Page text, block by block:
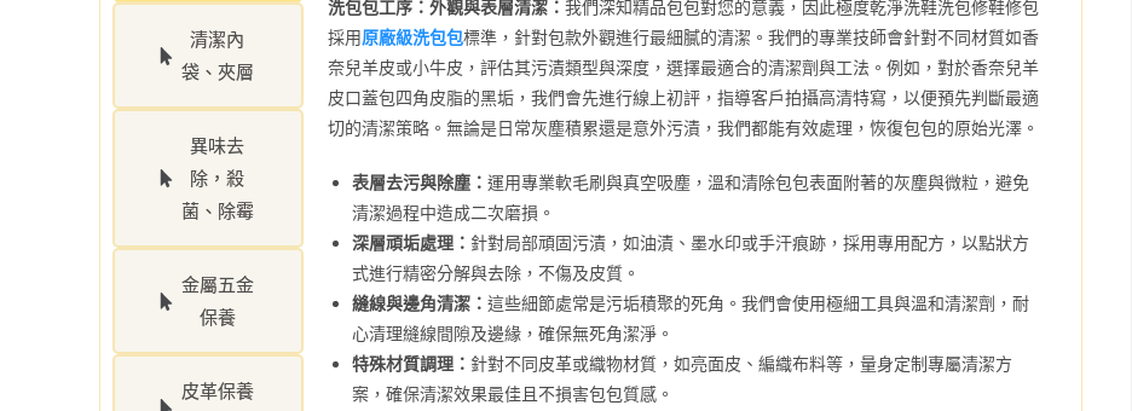
清潔內
袋、夾層
異味去
除，殺
菌、除霉
金屬五金
保養
皮革保養
洗包包工序：外觀與表層清潔：我們深知精品包包對您的意義，因此極度乾淨洗鞋洗包修鞋修包
採用原廠級洗包包標準，針對包款外觀進行最細膩的清潔。我們的專業技師會針對不同材質如香
奈兒羊皮或小牛皮，評估其污漬類型與深度，選擇最適合的清潔劑與工法。例如，對於香奈兒羊
皮口蓋包四角皮脂的黑垢，我們會先進行線上初評，指導客戶拍攝高清特寫，以便預先判斷最適
切的清潔策略。無論是日常灰塵積累還是意外污漬，我們都能有效處理，恢復包包的原始光澤。
表層去污與除塵：運用專業軟毛刷與真空吸塵，溫和清除包包表面附著的灰塵與微粒，避免
清潔過程中造成二次磨損。
深層頑垢處理： 針對局部頑固污漬，如油漬、墨水印或手汗痕跡，採用專用配方，以點狀方
式進行精密分解與去除，不傷及皮質。
縫線與邊角清潔：這些細節處常是污垢積聚的死角。我們會使用極細工具與溫和清潔劑，耐
心清理縫線間隙及邊緣，確保無死角潔淨。
特殊材質調理： 針對不同皮革或織物材質，如亮面皮、編織布料等，量身定制專屬清潔方
案，確保清潔效果最佳且不損害包包質感。